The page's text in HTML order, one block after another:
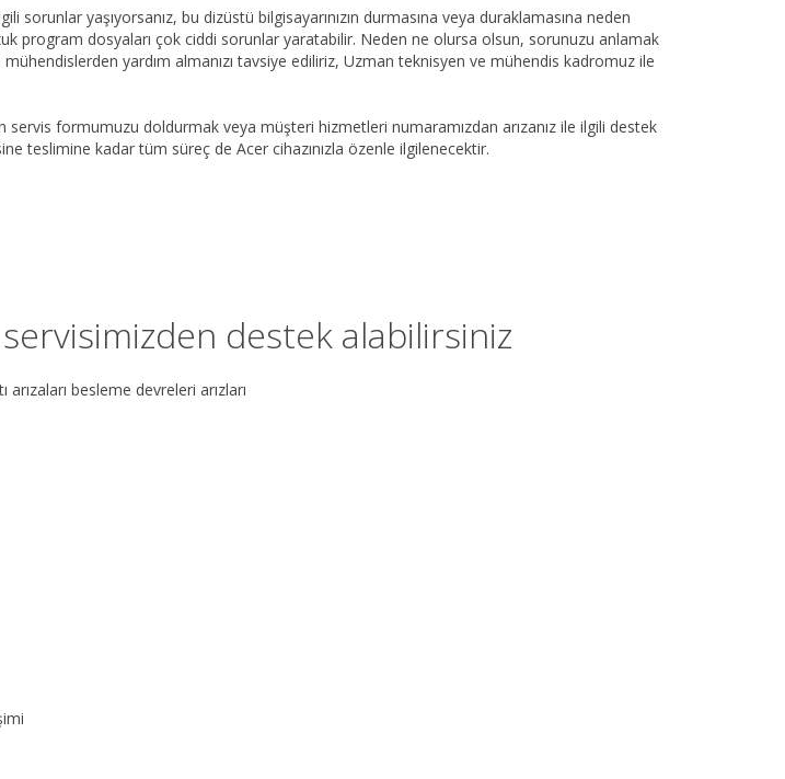
sorunlar yaşıyorsanız, bu dizüstü bilgisayarınızın durmasına veya duraklamasına neden
program dosyaları çok ciddi sorunlar yaratabilir. Neden ne olursa olsun, sorunuzu anlamak
yardım almanızı tavsiye ediliriz, Uzman teknisyen ve mühendis kadromuz ile
formumuzu doldurmak veya müşteri hizmetleri numaramızdan arızanız ile ilgili destek
teslimine kadar tüm süreç de Acer cihazınızla özenle ilgilenecektir.
destek alabilirsiniz
besleme devreleri arızları